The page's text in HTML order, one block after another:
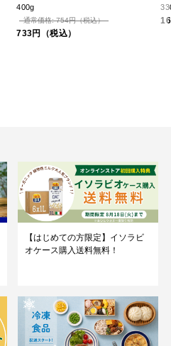
400g
通常価格: 754円（税込）
733円（税込）
【はじめての方限定】イソラビ
オケース購入送料無料！